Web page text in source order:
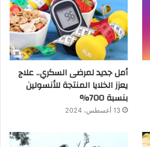
أمل جديد لمرضى السكري.. علاج
يعزز الخلايا المنتجة للأنسولين
بنسبة 700%
13 أغسطس، 2024